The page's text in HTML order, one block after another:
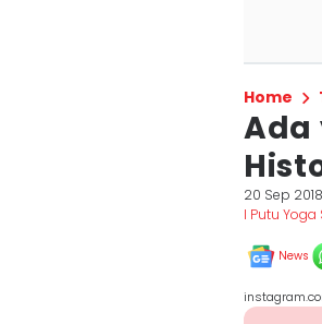
Home
Ada
20 Sep
I Putu Yoga
News